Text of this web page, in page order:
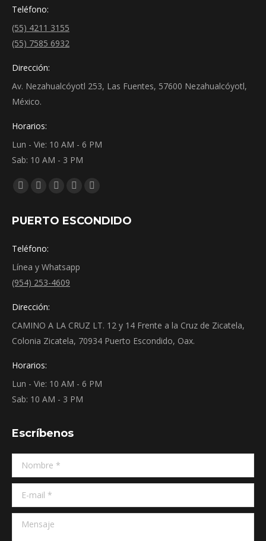
Teléfono:
(55) 4211 3155
(55) 7585 6932
Dirección:
Av. Nezahualcóyotl 253, Las Fuentes, 57600 Nezahualcóyotl,
México.
Horarios:
Lun - Vie: 10 AM - 6 PM
Sab: 10 AM - 3 PM
Encuéntranos en:
Facebook
opens
new
window
YouTube
opens
new
window
Instagram
opens
window
Mail
opens
window
Whatsapp
opens
PUERTO ESCONDIDO
Teléfono:
Línea y Whatsapp
(954) 253-4609
Dirección:
CAMINO A LA CRUZ LT. 12 y 14 Frente a la Cruz de Zicatela,
Colonia Zicatela, 70934 Puerto Escondido, Oax.
Horarios:
Lun - Vie: 10 AM - 6 PM
Sab: 10 AM - 3 PM
Escríbenos
Nombre *
E-mail *
Mensaje